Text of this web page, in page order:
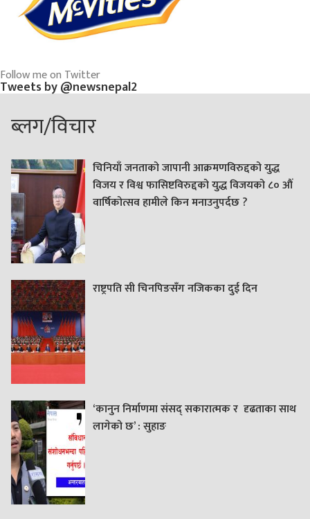
Follow me on Twitter
Tweets by @newsnepal2
ब्लग/विचार
चिनियाँ जनताको जापानी आक्रमणविरुद्दको युद्ध
विजय र विश्व फासिष्टविरुद्दको युद्ध विजयको ८० औं
वार्षिकोत्सव हामीले किन मनाउनुपर्दछ ?
राष्ट्रपति सी चिनपिङसँग नजिकका दुई दिन
‘कानुन निर्माणमा संसद् सकारात्मक र दृढताका साथ
लागेको छ’ : सुहाङ